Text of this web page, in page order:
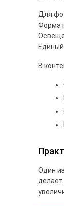
Для
В
Один